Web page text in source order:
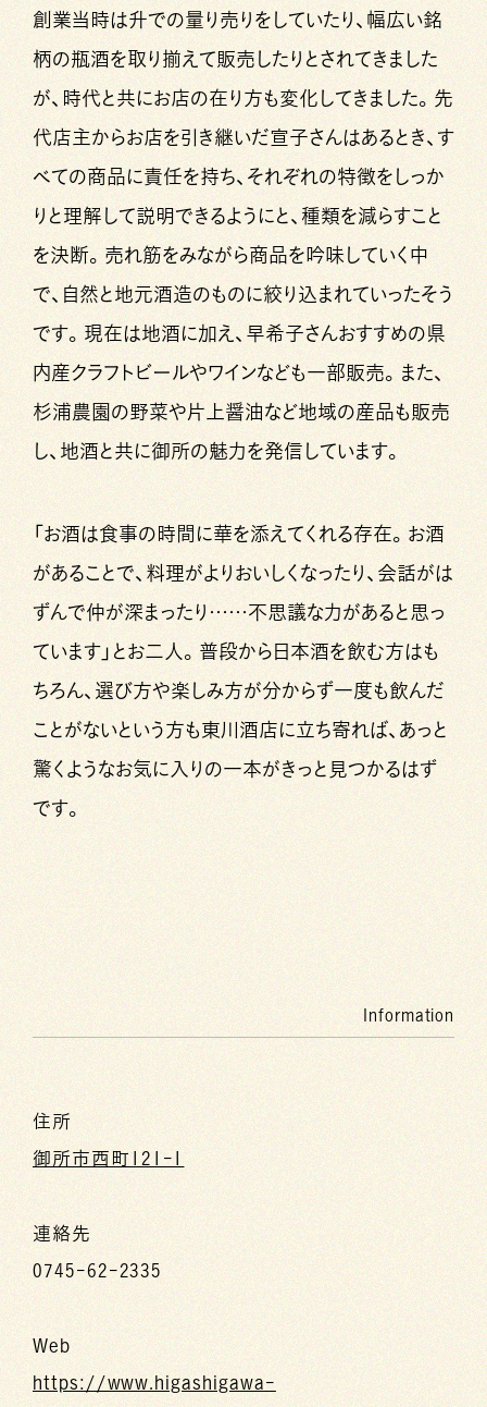
創業当時は升での量り売りをしていたり、幅広い銘
柄の瓶酒を取り揃えて販売したりとされてきました
が、時代と共にお店の在り方も変化してきました。先
代店主からお店を引き継いだ宣子さんはあるとき、す
べての商品に責任を持ち、それぞれの特徴をしっか
りと理解して説明できるようにと、種類を減らすこと
を決断。売れ筋をみながら商品を吟味していく中
で、自然と地元酒造のものに絞り込まれていったそう
です。現在は地酒に加え、早希子さんおすすめの県
内産クラフトビールやワインなども一部販売。また、
杉浦農園の野菜や片上醤油など地域の産品も販売
し、地酒と共に御所の魅力を発信しています。
「お酒は食事の時間に華を添えてくれる存在。お酒
があることで、料理がよりおいしくなったり、会話がは
ずんで仲が深まったり……不思議な力があると思っ
ています」とお二人。普段から日本酒を飲む方はも
ちろん、選び方や楽しみ方が分からず一度も飲んだ
ことがないという方も東川酒店に立ち寄れば、あっと
驚くようなお気に入りの一本がきっと見つかるはず
です。
Information
住所
御所市西町121-1
連絡先
0745-62-2335
Web
https://www.higashigawa-